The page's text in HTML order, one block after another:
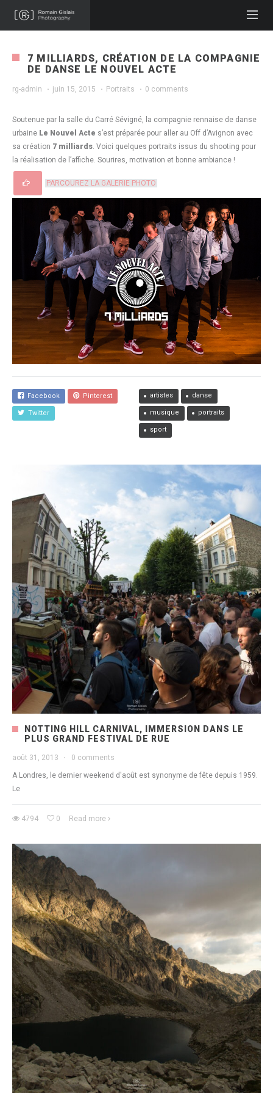
7 MILLIARDS, CRÉATION DE LA COMPAGNIE
DE DANSE LE NOUVEL ACTE
rg-admin · juin 15, 2015 · Portraits · 0 comments
Soutenue par la salle du Carré Sévigné, la compagnie rennaise de danse
urbaine Le Nouvel Acte s’est préparée pour aller au Off d’Avignon avec
sa création 7 milliards. Voici quelques portraits issus du shooting pour
la réalisation de l’affiche. Sourires, motivation et bonne ambiance !
PARCOUREZ LA GALERIE PHOTO
Facebook Pinterest
Twitter
artistes danse
musique portraits
sport
NOTTING HILL CARNIVAL, IMMERSION DANS LE
PLUS GRAND FESTIVAL DE RUE
août 31, 2013 · 0 comments
A Londres, le dernier weekend d'août est synonyme de fête depuis 1959.
Le
4794 0 Read more